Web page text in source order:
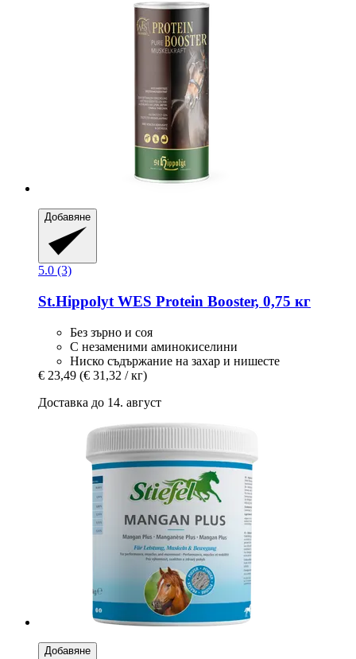
Добавяне
5.0 (3)
St.Hippolyt WES Protein Booster, 0,75 кг
Без зърно и соя
С незаменими аминокиселини
Ниско съдържание на захар и нишесте
€ 23,49 (€ 31,32 / кг)
Доставка до 14. август
Добавяне